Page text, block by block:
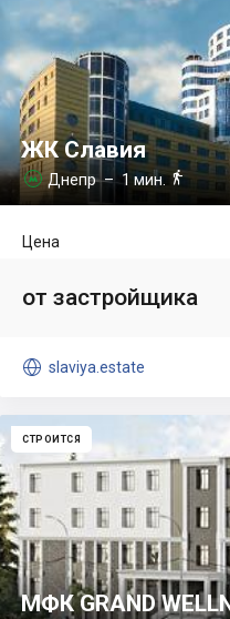
ЖК Славия
 Днепр– 1 мин. 
Цена
от застройщика
 slaviya.estate
СТРОИТСЯ
МФК GRAND